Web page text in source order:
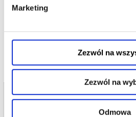
Marketing
Zezwól na
Zezwól na
Odmowa
Bezpieczne zakupy w Bilety24. W
podczas zakupu.
Bilety na termin:
22.06.2026 , g. 16:00